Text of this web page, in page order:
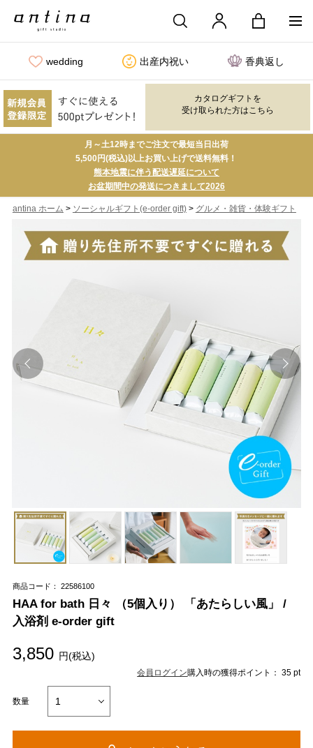
wedding 出産内祝い 香典返し
カタログギフトを
受け取られた方はこちら
月～土12時までご注文で最短当日出荷
5,500円(税込)以上お買い上げで送料無料！
熊本地震に伴う配送遅延について
お盆期間中の発送につきまして2026
antina ホーム > ソーシャルギフト(e-order gift)> グルメ・雑貨・体験ギフト
商品コード： 22586100
HAA for bath 日々 （5個入り） 「あたらしい風」 /
入浴剤 e-order gift
3,850 円(税込)
会員ログイン購入時の獲得ポイント： 35 pt
数量